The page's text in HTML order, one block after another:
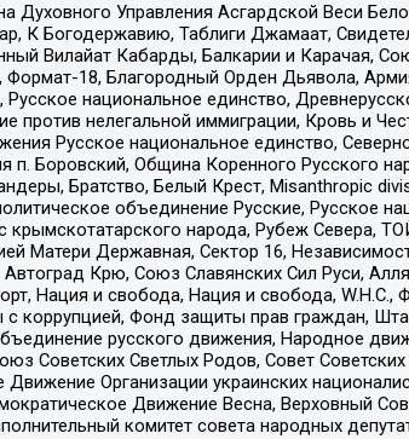
Управления Асгардской Веси
К Богодержавию, Таблиги Джамаат,
Вилайат Кабарды, Балкарии и Карачая,
Формат-18, Благородный Орден Дьявола,
национальное единство,
против нелегальной иммиграции, Кровь и
Русское национальное единство,
п. Боровский, Община Коренного Русского
Братство, Белый Крест, Misanthropic
объединение Русские, Русское
народа, Рубеж Севера,
Матери Державная, Сектор 16,
Крю, Союз Славянских Сил Руси,
Нация и свобода, Нация и свобода, W.H.С.,
коррупцией, Фонд защиты прав граждан,
русского движения, Народное
Советских Светлых Родов, Совет Советских
Организации украинских
Движение Весна, Верховный
комитет совета народных